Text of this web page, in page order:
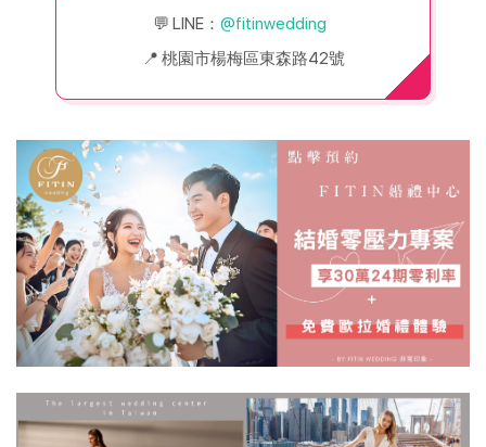
💬 LINE： @fitinwedding
📍 桃園市楊梅區東森路42號